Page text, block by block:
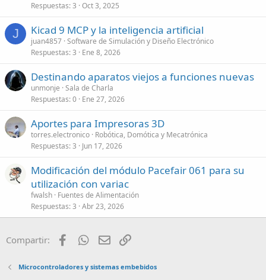
Respuestas 3 Oct 3, 2025
J Kicad 9 MCP y la inteligencia artificial
juan4857 Software de Simulación y Diseño Electrónico
Respuestas 3 Ene 8, 2026
Destinando aparatos viejos a funciones nuevas
unmonje Sala de Charla
Respuestas 0 Ene 27, 2026
Aportes para Impresoras 3D
torres.electronico Robótica, Domótica y Mecatrónica
Respuestas 3 Jun 17, 2026
Modificación del módulo Pacefair 061 para su
utilización con variac
fwalsh Fuentes de Alimentación
Respuestas 3 Abr 23, 2026
Compartir: FacebookWhatsApp
Email
Microcontroladores y sistemas embebidos